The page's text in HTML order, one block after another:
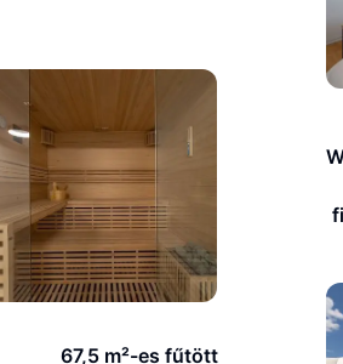
67,5 m²-es fűtött